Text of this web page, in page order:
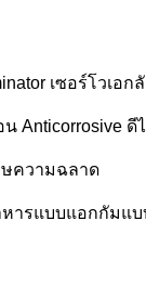
เซอร์โวเอ
Anticorrosive
ษความฉลาด
ารแบบแอกกัมแ